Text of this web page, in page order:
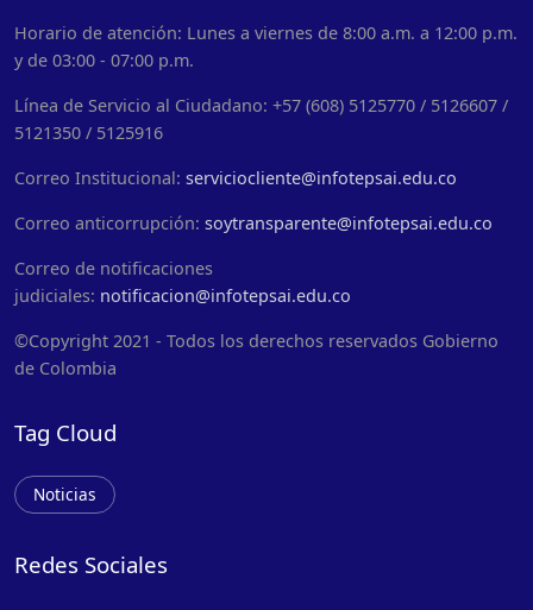
Horario de atención: Lunes a viernes de 8:00 a.m. a 12:00 p.m.
y de 03:00 - 07:00 p.m.
Línea de Servicio al Ciudadano: +57 (608) 5125770 / 5126607 /
5121350 / 5125916
Correo Institucional: serviciocliente@infotepsai.edu.co
Correo anticorrupción: soytransparente@infotepsai.edu.co
Correo de notificaciones
judiciales: notificacion@infotepsai.edu.co
©Copyright 2021 - Todos los derechos reservados Gobierno
de Colombia
Tag Cloud
Noticias
Redes Sociales